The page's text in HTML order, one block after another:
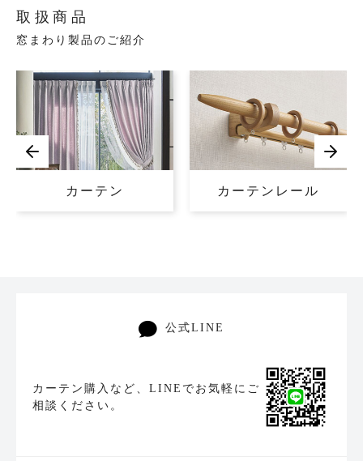
取扱商品
窓まわり製品のご紹介
カーテン カーテンレール
公式LINE
カーテン購入など、LINEでお気軽にご
相談ください。